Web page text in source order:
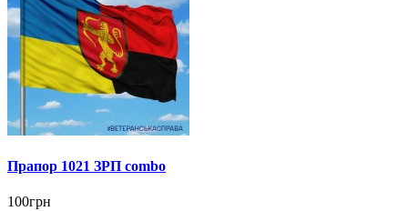
Прапор 1021 ЗРП combo
100грн